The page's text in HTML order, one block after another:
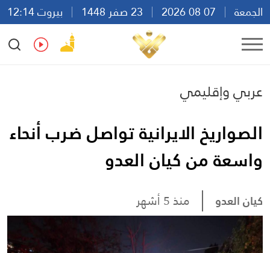
الجمعة
بيروت 12:14
Ar
En Fr Es
عربي وإقليمي
الصواريخ الايرانية تواصل ضرب أنحاء
واسعة من كيان العدو
كيان العدو منذ 5 أشهر